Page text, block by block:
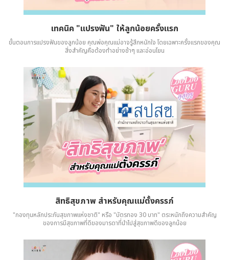
เทคนิค "แปรงฟัน" ให้ลูกน้อยครั้งแรก
ขั้นตอนการแปรงฟันของลูกน้อย คุณพ่อคุณแม่อาจรู้สึกหนักใจ โดยเฉพาะครั้งแรกของคุณ
สิ่งสําคัญคือต้องทำอย่างช้าๆ และอ่อนโยน
สิทธิสุขภาพ สำหรับคุณแม่ตั้งครรภ์
"กองทุนหลักประกันสุขภาพแห่งชาติ" หรือ "บัตรทอง 30 บาท" ตระหนักถึงความสำคัญ
ของการมีสุขภาพที่ดีของมารดาที่นำไปสู่สุขภาพดีของลูกน้อย